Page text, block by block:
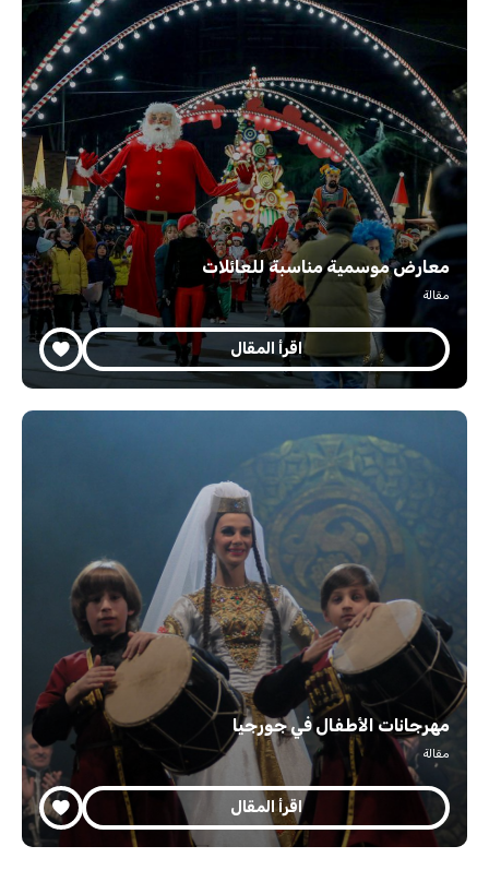
معارض موسمية مناسبة للعائلات
مقالة
اقرأ المقال
مهرجانات الأطفال في جورجيا
مقالة
اقرأ المقال